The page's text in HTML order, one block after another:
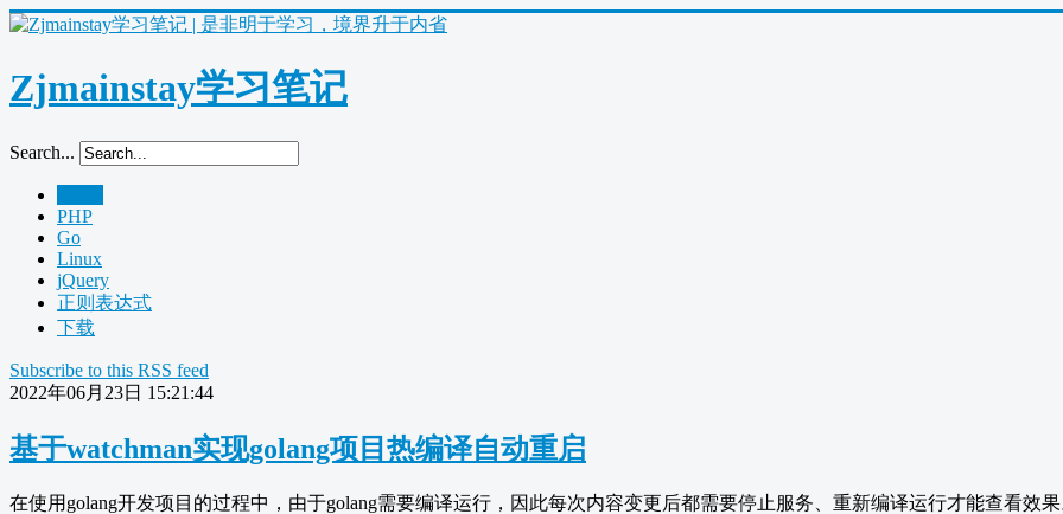
Zjmainstay学习笔记
Search...
PHP
Go
Linux
jQuery
正则表达式
下载
Subscribe to this RSS feed
2022年06月23日 15:21:44
基于watchman实现golang项目热编译自动重启
在使用golang开发项目的过程中，由于golang需要编译运行，因此每次内容变更后都需要停止服务、重新编译运行才能查看效